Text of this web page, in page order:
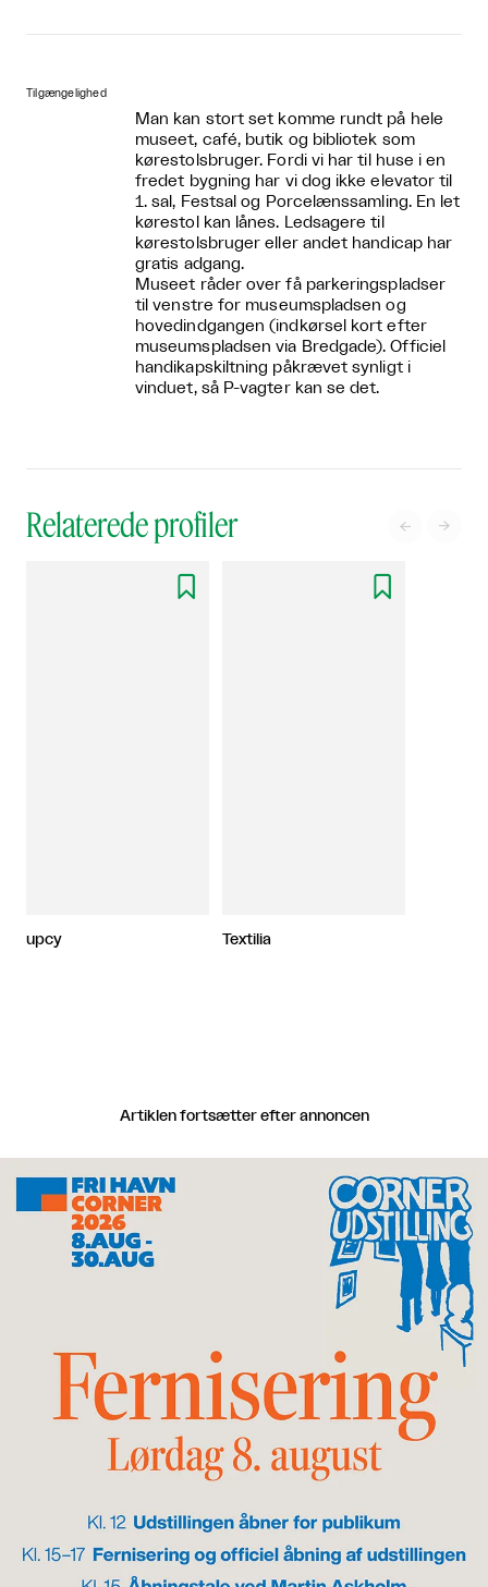
Tilgængelighed
Man kan stort set komme rundt på hele
museet, café, butik og bibliotek som
kørestolsbruger. Fordi vi har til huse i en
fredet bygning har vi dog ikke elevator til
1. sal, Festsal og Porcelænssamling. En let
kørestol kan lånes. Ledsagere til
kørestolsbruger eller andet handicap har
gratis adgang.
Museet råder over få parkeringspladser
til venstre for museumspladsen og
hovedindgangen (indkørsel kort efter
museumspladsen via Bredgade). Officiel
handikapskiltning påkrævet synligt i
vinduet, så P-vagter kan se det.
Relaterede profiler  

upcy

Textilia
Artiklen fortsætter efter annoncen